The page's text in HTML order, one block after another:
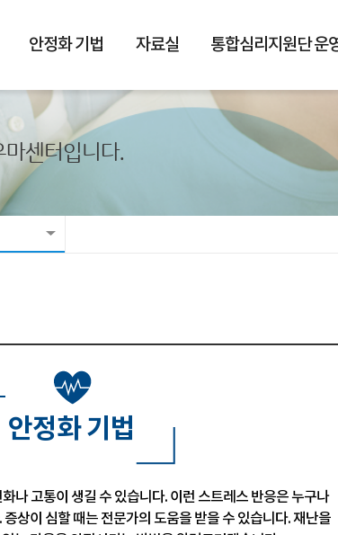
안정화 기법 자료실 통합심리지원단 운
센터입니다.
안정화 기법
나 고통이 생길 수 있습니다. 이런 스트레스 반응은 누구나
상이 심할 때는 전문가의 도움을 받을 수 있습니다. 재난을